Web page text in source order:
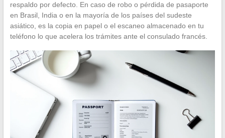
respaldo por defecto. En caso de robo o pérdida de pasaporte
en Brasil, India o en la mayoría de los países del sudeste
asiático, es la copia en papel o el escaneo almacenado en tu
teléfono lo que acelera los trámites ante el consulado francés.